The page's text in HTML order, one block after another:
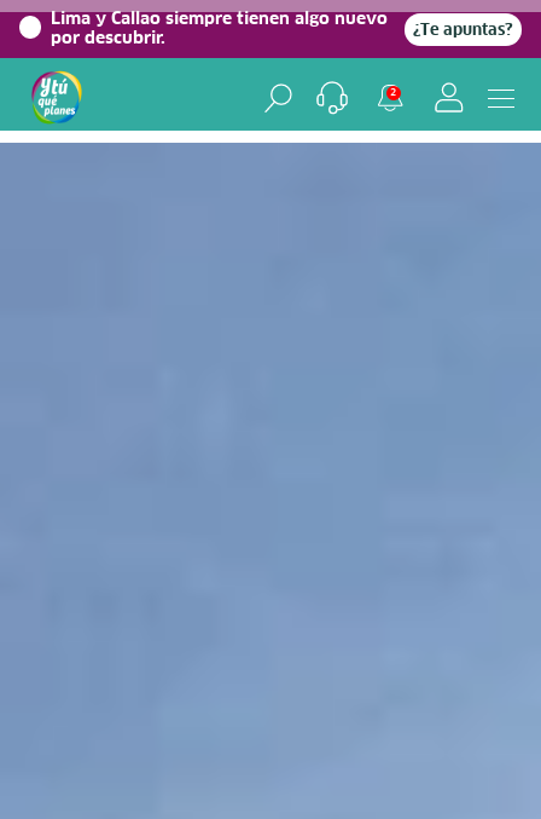
Lima y Callao siempre tienen algo nuevo
por descubrir.
¿Te apuntas?
2
Home/Blog viajero